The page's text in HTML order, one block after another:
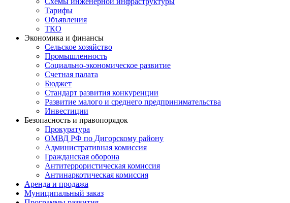
Тарифы
Объявления
ТКО
Экономика и финансы
Сельское хозяйство
Промышленность
Социально-экономическое развитие
Счетная палата
Бюджет
Стандарт развития конкуренции
Развитие малого и среднего предпринимательства
Инвестиции
Безопасность и правопорядок
Прокуратура
ОМВД РФ по Дигорскому району
Административная комиссия
Гражданская оборона
Антитеррористическая комиссия
Антинаркотическая комиссия
Аренда и продажа
Муниципальный заказ